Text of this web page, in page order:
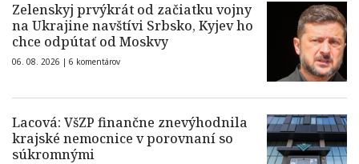
Zelenskyj prvýkrát od začiatku vojny
na Ukrajine navštívi Srbsko, Kyjev ho
chce odpútať od Moskvy
06. 08. 2026 | 6 komentárov
Lacová: VšZP finančne znevýhodnila
krajské nemocnice v porovnaní so
súkromnými